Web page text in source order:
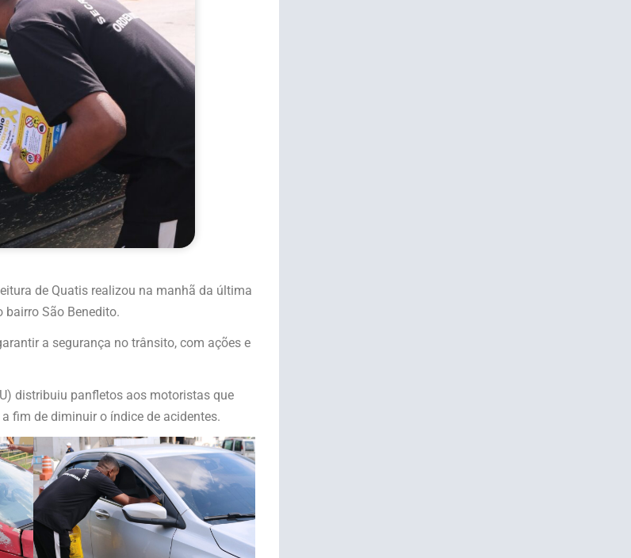
de Quatis realizou na manhã da última
São Benedito.
a segurança no trânsito, com ações e
distribuiu panfletos aos motoristas que
fim de diminuir o índice de acidentes.